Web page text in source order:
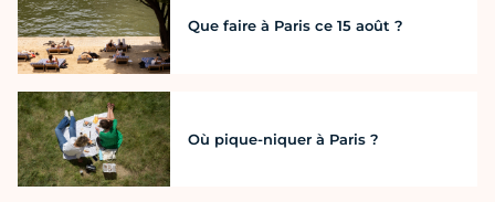
Que faire à Paris ce 15 août ?
Où pique-niquer à Paris ?